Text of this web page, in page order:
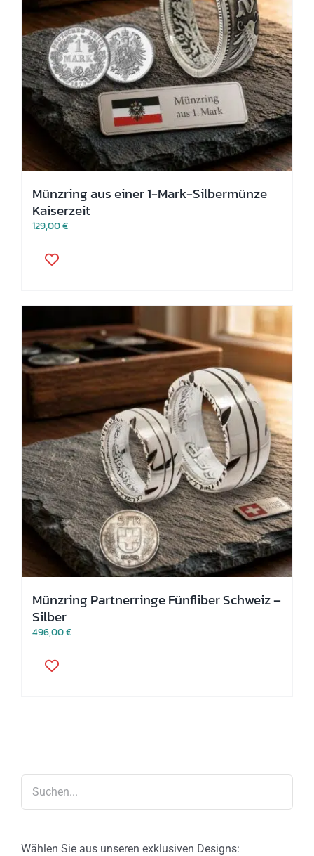
Münzring aus einer 1-Mark-Silbermünze
Kaiserzeit
129,00€
Produkt
Optionen
können
auf
der
Produktseite
gewählt
werden
Münzring Partnerringe Fünfliber Schweiz –
Silber
496,00€
Produkt
Produktseite
gewählt
Wählen Sie aus unseren exklusiven Designs: